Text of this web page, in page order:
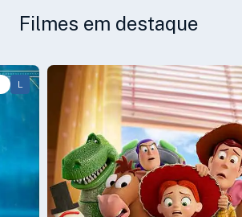
Filmes em destaque
L Animação, Aventura, Comédia • • 1h40